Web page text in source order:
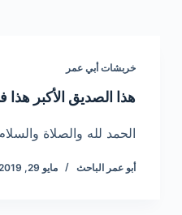
خربشات أبي عمر
هذا الصديق الأكبر هذا
الحمد لله والصلاة
أبو عمر الباحث مايو 29, 2019